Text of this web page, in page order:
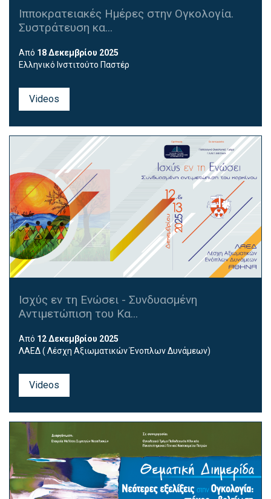
Ιπποκρατειακές Ημέρες στην Ογκολογία.
Συστράτευση κα...
Από 18 Δεκεμβρίου 2025
Ελληνικό Ινστιτούτο Παστέρ
Videos
Ισχύς εν τη Ενώσει - Συνδυασμένη
Αντιμετώπιση του Κα...
Από 12 Δεκεμβρίου 2025
ΛΑΕΔ ( Λέσχη Αξιωματικών Ένοπλων Δυνάμεων)
Videos